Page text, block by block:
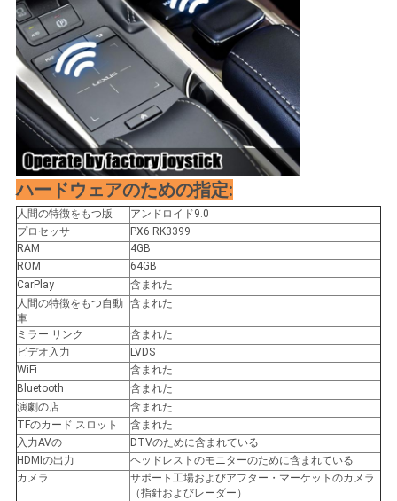
ハードウェアのための指定:
人間の特徴をもつ版
アンドロイド9.0
プロセッサ
PX6 RK3399
RAM
4GB
ROM
64GB
CarPlay
含まれた
人間の特徴をもつ自動
車
含まれた
ミラー リンク
含まれた
ビデオ入力
LVDS
WiFi
含まれた
Bluetooth
含まれた
演劇の店
含まれた
TFのカード スロット
含まれた
入力AVの
DTVのために含まれている
HDMIの出力
ヘッドレストのモニターのために含まれている
カメラ
サポート工場およびアフター・マーケットのカメラ
（指針およびレーダー）